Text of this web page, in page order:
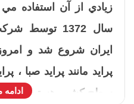
زيادي از آن استفاده مي
سال 1372
ايران شروع شد و
پرايد مانند پرايد صبا ،
سطح كشور هستيم .